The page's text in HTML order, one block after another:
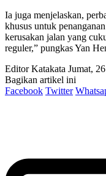
Ia juga menjelaskan,
khusus untuk
kerusakan jalan yang
reguler,” pungkas Yan
Editor Katakata Jumat,
Bagikan artikel ini
Facebook Twitter